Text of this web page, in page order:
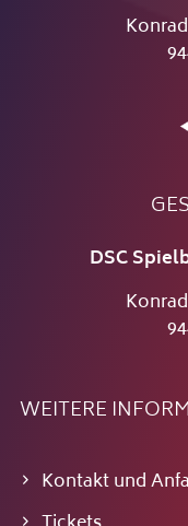
DSC
WEITERE
Kontakt und